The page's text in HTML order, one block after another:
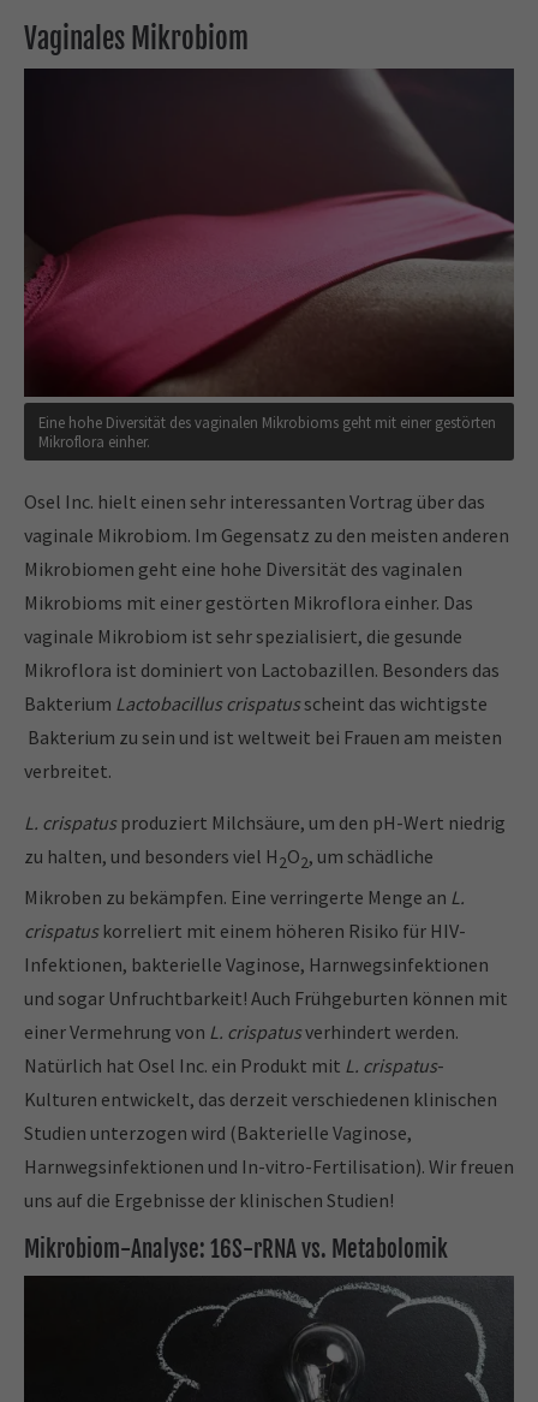
Vaginales Mikrobiom
Eine hohe Diversität des vaginalen Mikrobioms geht mit einer gestörten
Mikroflora einher.
Osel Inc. hielt einen sehr interessanten Vortrag über das
vaginale Mikrobiom. Im Gegensatz zu den meisten anderen
Mikrobiomen geht eine hohe Diversität des vaginalen
Mikrobioms mit einer gestörten Mikroflora einher. Das
vaginale Mikrobiom ist sehr spezialisiert, die gesunde
Mikroflora ist dominiert von Lactobazillen. Besonders das
Bakterium Lactobacillus crispatusscheint das wichtigste
Bakterium zu sein und ist weltweit bei Frauen am meisten
verbreitet.
L. crispatus produziert Milchsäure, um den pH-Wert niedrig
zu halten, und besonders viel H2O2, um schädliche
Mikroben zu bekämpfen. Eine verringerte Menge an L.
crispatus korreliert mit einem höheren Risiko für HIV-
Infektionen, bakterielle Vaginose, Harnwegsinfektionen
und sogar Unfruchtbarkeit! Auch Frühgeburten können mit
einer Vermehrung von L. crispatusverhindert werden.
Natürlich hat Osel Inc. ein Produkt mit L. crispatus-
Kulturen entwickelt, das derzeit verschiedenen klinischen
Studien unterzogen wird (Bakterielle Vaginose,
Harnwegsinfektionen und In-vitro-Fertilisation). Wir freuen
uns auf die Ergebnisse der klinischen Studien!
Mikrobiom-Analyse: 16S-rRNA vs. Metabolomik